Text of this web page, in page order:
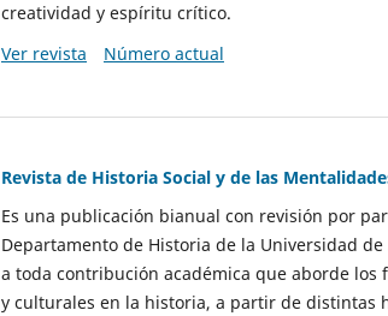
creatividad y espíritu crítico.
Ver revista
Número actual
Revista de Historia Social y de las
Es una publicación bianual con revisión por
Departamento de Historia de la Universidad
a toda contribución académica que aborde los
y culturales en la historia, a partir de distintas